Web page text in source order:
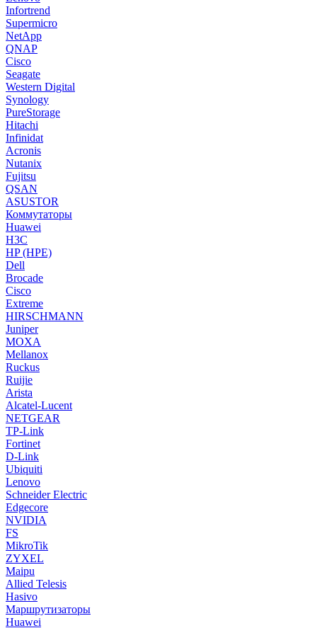
Infortrend
Supermicro
NetApp
QNAP
Cisco
Seagate
Western Digital
Synology
PureStorage
Hitachi
Infinidat
Acronis
Nutanix
Fujitsu
QSAN
ASUSTOR
Коммутаторы
Huawei
H3C
HP (HPE)
Dell
Brocade
Cisco
Extreme
HIRSCHMANN
Juniper
MOXA
Mellanox
Ruckus
Ruijie
Arista
Alcatel-Lucent
NETGEAR
TP-Link
Fortinet
D-Link
Ubiquiti
Lenovo
Schneider Electric
Edgecore
NVIDIA
FS
MikroTik
ZYXEL
Maipu
Allied Telesis
Hasivo
Маршрутизаторы
Huawei